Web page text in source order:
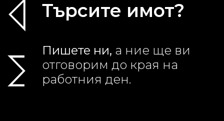
Търсите имот?
Пишете ни, а ние ще ви
отговорим до края на
работния ден.